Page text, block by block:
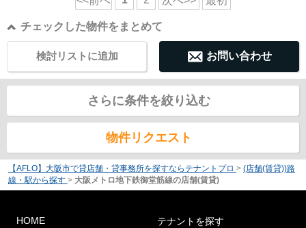
チェックした物件をまとめて
お問い合わせ
検討リストに追加
さらに条件を絞り込む
物件リクエスト
【AFLO】大阪市で貸店舗・貸事務所を探すならテナントプロ > (店舗(賃貸))路
線・駅から探す > 大阪メトロ地下鉄御堂筋線の店舗(賃貸)
HOME テナントを探す